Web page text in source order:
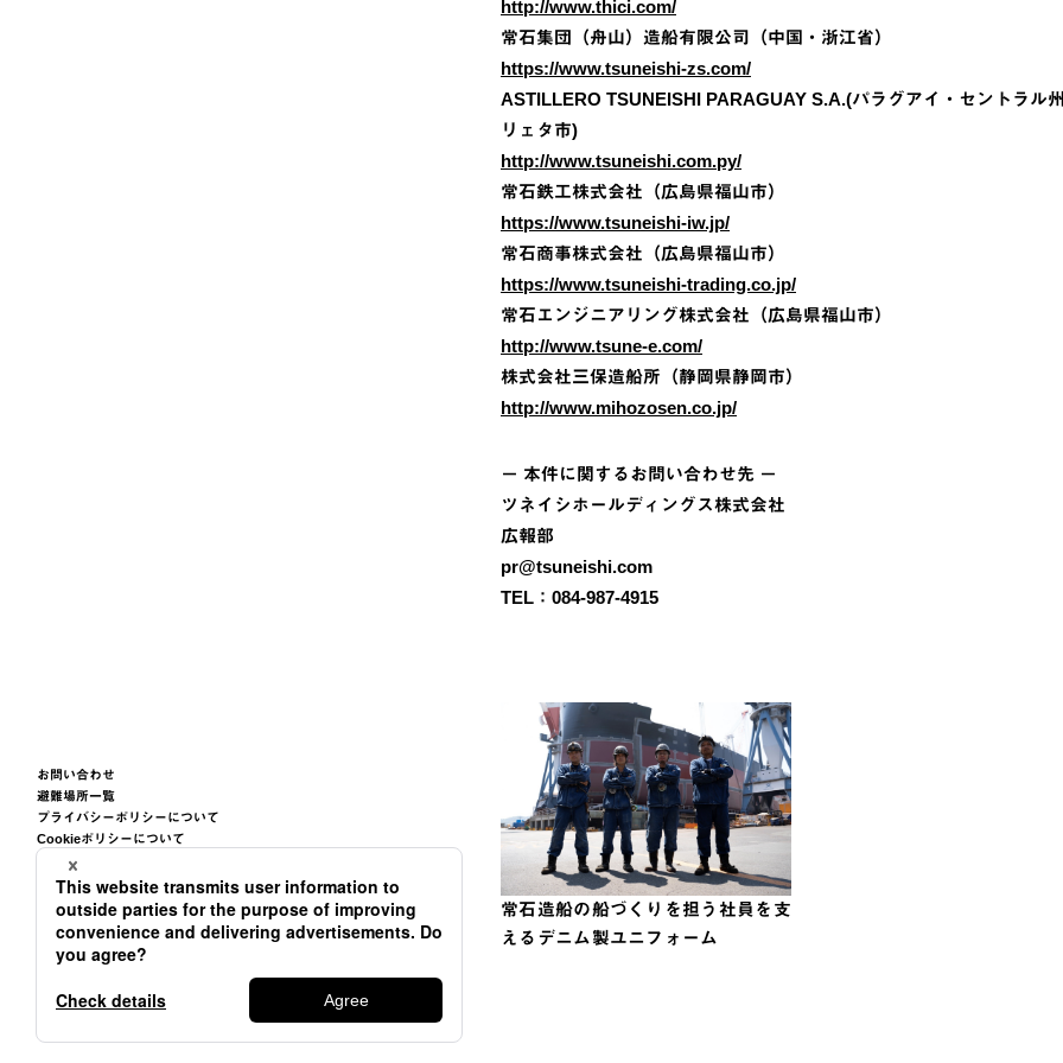
お問い合わせ
避難場所一覧
プライバシーポリシーについて
Cookieポリシーについて
サイトご利用条件について
サイトマップ
TSUNEISHI GROUP CORPORATION.
http://www.thici.com/
常石集団（舟山）造船有限公司（中国・浙江省）
https://www.tsuneishi-zs.com/
ASTILLERO TSUNEISHI PARAGUAY S.A.(パラグアイ・セントラル
リェタ市)
http://www.tsuneishi.com.py/
常石鉄工株式会社（広島県福山市）
https://www.tsuneishi-iw.jp/
常石商事株式会社（広島県福山市）
https://www.tsuneishi-trading.co.jp/
常石エンジニアリング株式会社（広島県福山市）
http://www.tsune-e.com/
株式会社三保造船所（静岡県静岡市）
http://www.mihozosen.co.jp/
－ 本件に関するお問い合わせ先 －
ツネイシホールディングス株式会社
広報部
pr@tsuneishi.com
TEL：084-987-4915
常石造船の船づくりを担う社員を支
えるデニム製ユニフォーム